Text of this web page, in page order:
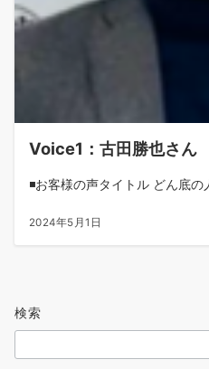
Voice1：古田勝也さん
◾️お客様の声タイトル どん底
2024年5月1日
検索